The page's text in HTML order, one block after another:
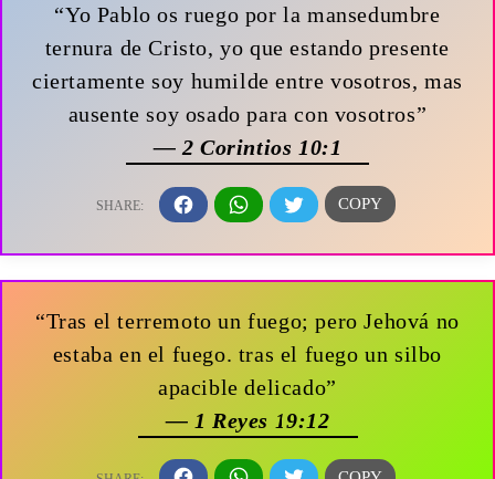
“Yo Pablo os ruego por la mansedumbre
ternura de Cristo, yo que estando presente
ciertamente soy humilde entre vosotros, mas
ausente soy osado para con vosotros”
— 2 Corintios 10:1
“Tras el terremoto un fuego; pero Jehová no
estaba en el fuego. tras el fuego un silbo
apacible delicado”
— 1 Reyes 19:12